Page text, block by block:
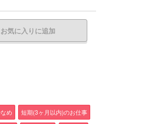
お気に入り に追加
め 短期(3ヶ月以内)のお仕事